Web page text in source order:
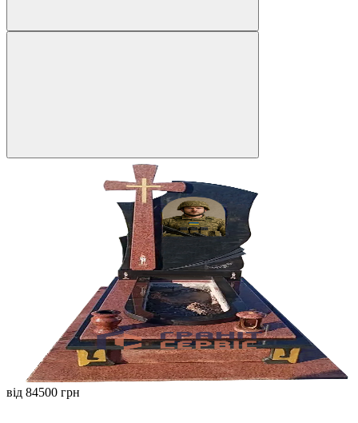
від 84500 грн